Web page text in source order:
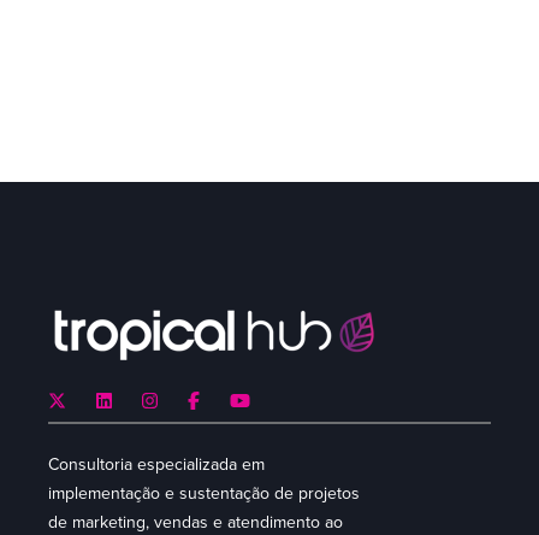
Consultoria especializada em
implementação e sustentação de projetos
de marketing, vendas e atendimento ao